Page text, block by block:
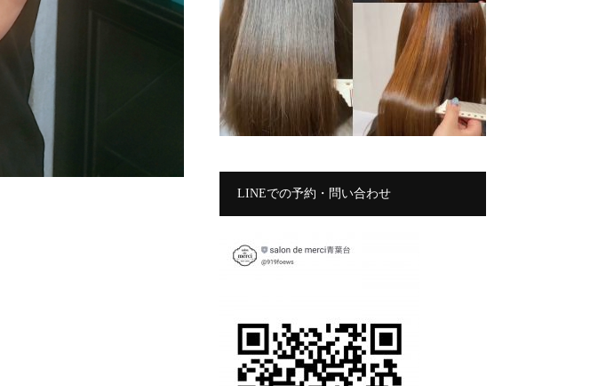
LINEでの予約・問い合わせ